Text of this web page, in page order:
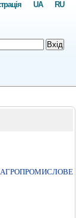
RU
UA
Вхід